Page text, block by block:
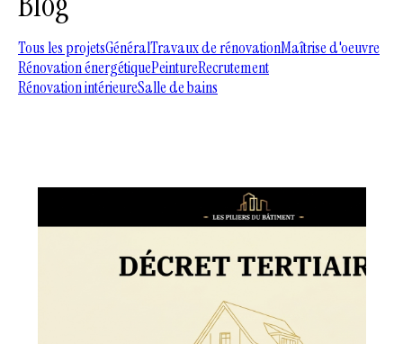
Tous les projetsGénéralTravaux de rénovationMaîtrise d'oeuvre
Rénovation énergétiquePeintureRecrutement
Rénovation intérieureSalle de bains